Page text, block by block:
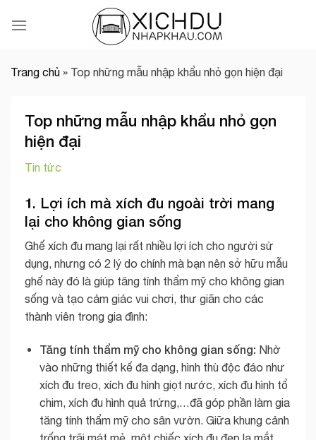
Trang chủ » Top những mẫu nhập khẩu nhỏ gọn hiện đại
Top những mẫu nhập khẩu nhỏ gọn
hiện đại
Tin tức
1. Lợi ích mà xích đu ngoài trời mang
lại cho không gian sống
Ghế xích đu mang lại rất nhiều lợi ích cho người sử
dụng, nhưng có 2 lý do chính mà bạn nên sở hữu mẫu
ghế này đó là giúp tăng tính thẩm mỹ cho không gian
sống và tạo cảm giác vui chơi, thư giãn cho các
thành viên trong gia đình:
Tăng tính thẩm mỹ cho không gian sống: Nhờ
vào những thiết kế đa dạng, hình thù độc đáo như
xích đu treo, xích đu hình giọt nước, xích đu hình tổ
chim, xích đu hình quả trứng,…đã góp phần làm gia
tăng tính thẩm mỹ cho sân vườn. Giữa khung cảnh